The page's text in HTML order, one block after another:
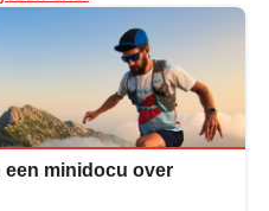
een minidocu over